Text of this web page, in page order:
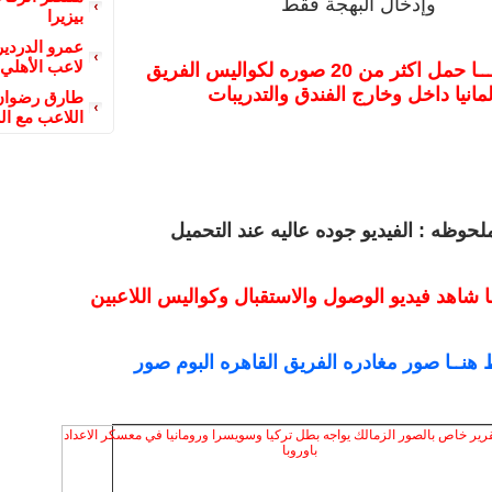
بيزيرا
عمرو
لاعب الأهلي
طارق
اللاعب مع
وإدخال البهجة فقط
اضغط هنـــا حمل اكثر من 20 صوره لكواليس الفريق
داخل وخارج الفندق والتدريبات
: الفيديو جوده عاليه عند التحميل
شاهد فيديو الوصول والاستقبال وكواليس اللاعبين
صور مغادره الفريق القاهره البوم صور